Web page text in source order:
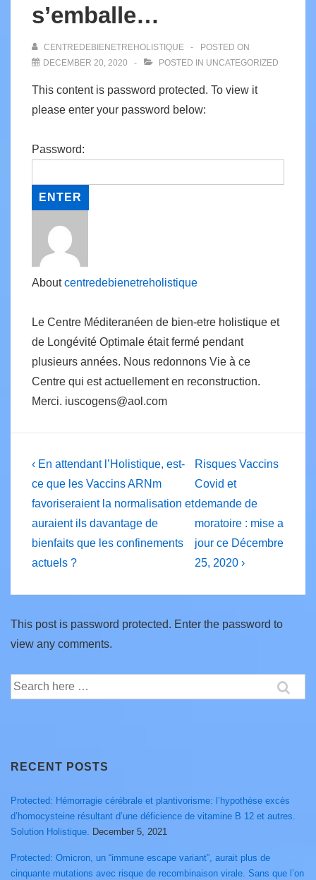
s’emballe…
CENTREDEBIENETREHOLISTIQUE
POSTED ON
DECEMBER 20, 2020
POSTED IN UNCATEGORIZED
This content is password protected. To view it
please enter your password below:
Password:
Aboutcentredebienetreholistique
Le Centre Méditeranéen de bien-etre holistique et
de Longévité Optimale était fermé pendant
plusieurs années. Nous redonnons Vie à ce
Centre qui est actuellement en reconstruction.
Merci. iuscogens@aol.com
Post
navigation
Previous
Post
is
‹ En attendant l’Holistique, est-
ce que les Vaccins ARNm
favoriseraient la normalisation et
auraient ils davantage de
bienfaits que les confinements
actuels ?
Next
Post
is
Risques Vaccins
Covid et
demande de
moratoire : mise a
jour ce Décembre
25, 2020 ›
This post is password protected. Enter the password to
view any comments.
Search
for:
RECENT POSTS
Protected: Hémorragie cérébrale et plantivorisme: l’hypothèse excès
d’homocysteine résultant d’une déficience de vitamine B 12 et autres.
Solution Holistique. December 5, 2021
Protected: Omicron, un “immune escape variant”, aurait plus de
cinquante mutations avec risque de recombinaison virale. Sans que l’on